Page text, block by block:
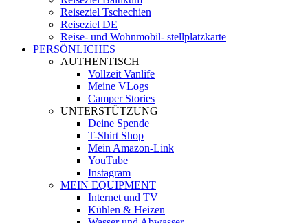
Reiseziel Tschechien
Reiseziel DE
Reise- und Wohnmobil- stellplatzkarte
PERSÖNLICHES
AUTHENTISCH
Vollzeit Vanlife
Meine VLogs
Camper Stories
UNTERSTÜTZUNG
Deine Spende
T-Shirt Shop
Mein Amazon-Link
YouTube
Instagram
MEIN EQUIPMENT
Internet und TV
Kühlen & Heizen